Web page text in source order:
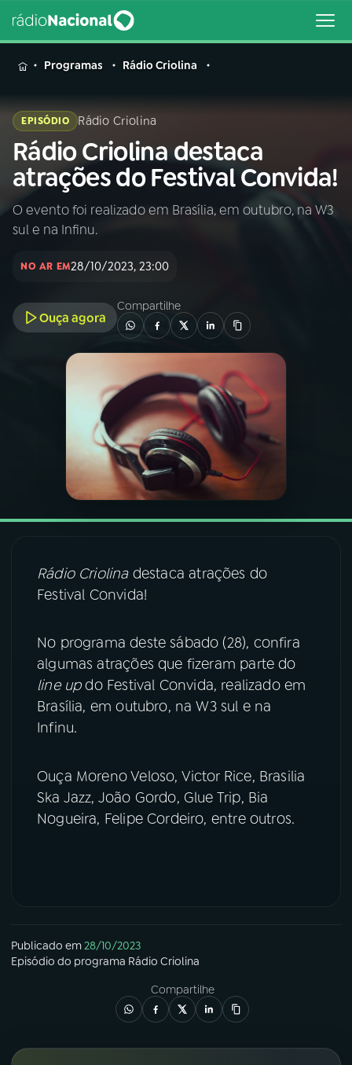
MENU
Buscar
na
Rádio
Nacional
Buscar
PROGRAMAÇÃO
PROGRAMAS
PODCASTS
07ÚLTIMAS
08 FESTIVAL DE MÚSICA
ACOMPANHE A RÁDIO NACIONAL
YouTube
Instagram X
TikTok
Programas Rádio Criolina
EPISÓDIO Rádio Criolina
Rádio Criolina destaca
atrações do Festival Convida!
O evento foi realizado em Brasília, em outubro, na W3
sul e na Infinu.
NO AR EM28/10/2023, 23:00
Ouça agora
Compartilhe
Rádio Criolina destaca atrações do
Festival Convida!
No programa deste sábado (28), confira
algumas atrações que fizeram parte do
line updo Festival Convida, realizado em
Brasília, em outubro, na W3 sul e na
Infinu.
Ouça Moreno Veloso, Victor Rice, Brasilia
Ska Jazz, João Gordo, Glue Trip, Bia
Nogueira, Felipe Cordeiro, entre outros.
Publicado em28/10/2023
Episódio do programa Rádio Criolina
Compartilhe